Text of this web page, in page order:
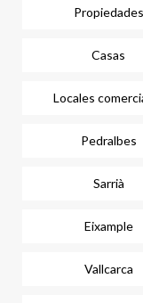
Propiedades
Casas
Locales
Pedralbes
Sarrià
Eixample
Vallcarca